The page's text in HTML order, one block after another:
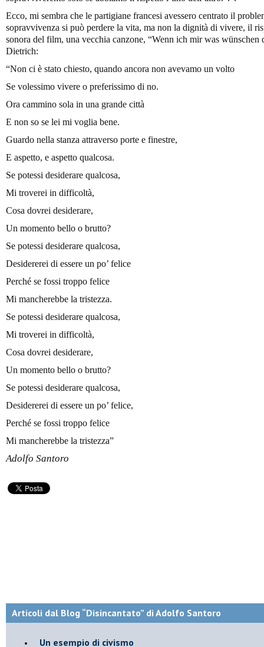
Ecco, mi sembra che le partigiane francesi avessero centrato il
sopravvivenza si può perdere la vita, ma non la dignità di vivere, il
sonora del film, una vecchia canzone, “Wenn ich mir was wünschen
Dietrich:
“Non ci è stato chiesto, quando ancora non avevamo un volto
Se volessimo vivere o preferissimo di no.
Ora cammino sola in una grande città
E non so se lei mi voglia bene.
Guardo nella stanza attraverso porte e finestre,
E aspetto, e aspetto qualcosa.
Se potessi desiderare qualcosa,
Mi troverei in difficoltà,
Cosa dovrei desiderare,
Un momento bello o brutto?
Se potessi desiderare qualcosa,
Desidererei di essere un po’ felice
Perché se fossi troppo felice
Mi mancherebbe la tristezza.
Se potessi desiderare qualcosa,
Mi troverei in difficoltà,
Cosa dovrei desiderare,
Un momento bello o brutto?
Se potessi desiderare qualcosa,
Desidererei di essere un po’ felice,
Perché se fossi troppo felice
Mi mancherebbe la tristezza”
Adolfo Santoro
Articoli dal Blog “Disincantato” di Adolfo Santoro
​Un esempio di civismo